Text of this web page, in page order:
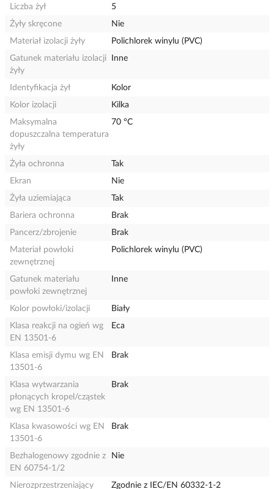
Liczba żył
5
Żyły skręcone
Nie
Materiał izolacji żyły
Polichlorek winylu (PVC)
Gatunek materiału izolacji
żyły
Inne
Identyfikacja żył
Kolor
Kolor izolacji
Kilka
Maksymalna
dopuszczalna temperatura
żyły
70 °C
Żyła ochronna
Tak
Ekran
Nie
Żyła uziemiająca
Tak
Bariera ochronna
Brak
Pancerz/zbrojenie
Brak
Materiał powłoki
zewnętrznej
Polichlorek winylu (PVC)
Gatunek materiału
powłoki zewnętrznej
Inne
Kolor powłoki/izolacji
Biały
Klasa reakcji na ogień wg
EN 13501-6
Eca
Klasa emisji dymu wg EN
13501-6
Brak
Klasa wytwarzania
płonących kropel/cząstek
wg EN 13501-6
Brak
Klasa kwasowości wg EN
13501-6
Brak
Bezhalogenowy zgodnie z
EN 60754-1/2
Nie
Nierozprzestrzeniający Zgodnie z IEC/EN 60332-1-2